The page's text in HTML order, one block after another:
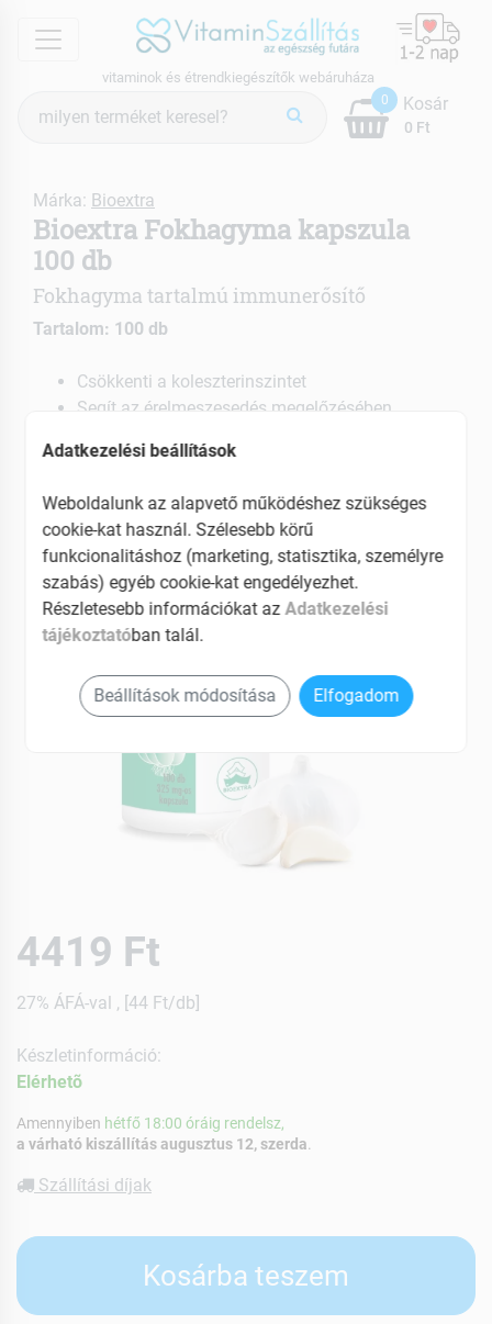
menu
vitaminok és étrendkiegészítők webáruháza
keresés
0
0 Ft
Kosár
Márka: Bioextra
Bioextra Fokhagyma kapszula
100 db
Fokhagyma tartalmú immunerősítő
Tartalom: 100 db
Csökkenti a koleszterinszintet
Segít az érelmeszesedés megelőzésében
4419 Ft
27% ÁFÁ-val , [44 Ft/db]
Készletinformáció:
Elérhetõ
Amennyiben hétfő 18:00 óráig rendelsz,
a várható kiszállítás augusztus 12, szerda
Szállítási díjak
Kosárba teszem
Adatkezelési beállítások
Weboldalunk az alapvető működéshez szükséges
cookie-kat használ. Szélesebb körű
funkcionalitáshoz (marketing, statisztika, személyre
szabás) egyéb cookie-kat engedélyezhet.
Részletesebb információkat az Adatkezelési
tájékoztatóban talál.
Beállítások módosítása Elfogadom